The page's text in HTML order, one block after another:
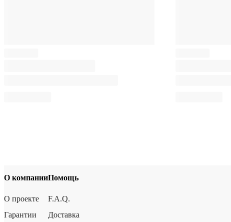
О компании
О проекте
Гарантии
Помощь
F.A.Q.
Доставка